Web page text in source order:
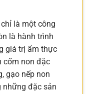
là một công
là hành trình
giá trị ẩm thực
cốm non đặc
gạo nếp non
những đặc sản